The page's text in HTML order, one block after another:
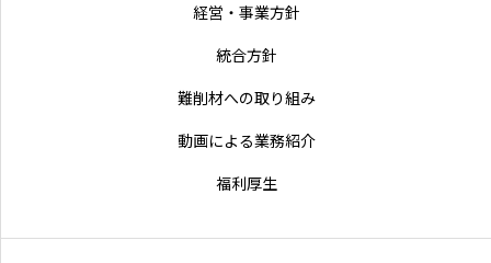
経営・事業方針
統合方針
難削材への取り組み
動画による業務紹介
福利厚生